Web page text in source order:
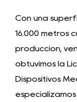
Con una
16.000 metros
producción,
obtuvimos la
Dispositivos